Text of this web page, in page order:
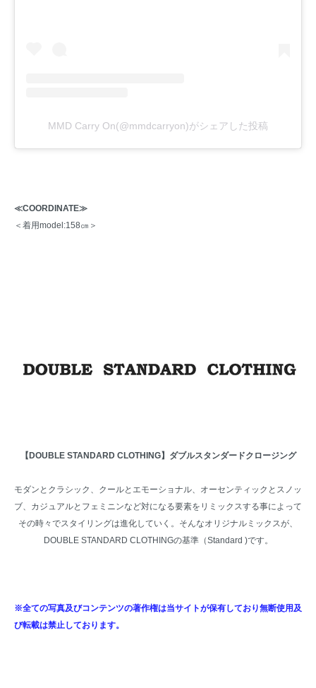
MMD Carry On(@mmdcarryon)がシェアした投稿
≪COORDINATE≫
＜着用model:158㎝＞
【DOUBLE STANDARD CLOTHING】ダブルスタンダードクロージング
モダンとクラシック、クールとエモーショナル、オーセンティックとスノッ
ブ、カジュアルとフェミニンなど対になる要素をリミックスする事によって
その時々でスタイリングは進化していく。そんなオリジナルミックスが、
DOUBLE STANDARD CLOTHINGの基準（Standard )です。
※全ての写真及びコンテンツの著作権は当サイトが保有しており無断使用及
び転載は禁止しております。